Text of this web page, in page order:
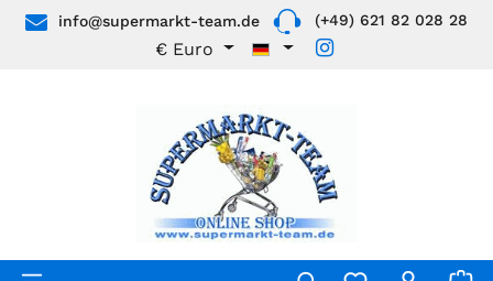
Zum Hauptinhalt springen
info@supermarkt-team.de (+49) 621 82 028 28
€ Euro